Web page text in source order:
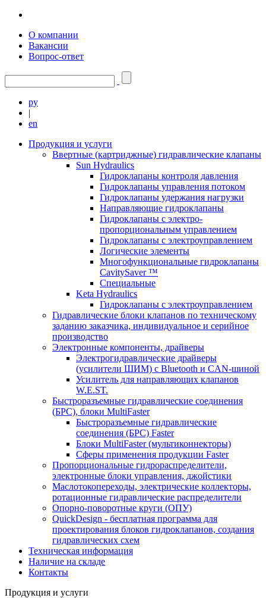
О компании
Вакансии
Вопрос-ответ
ру
|
en
Продукция и услуги
Ввертные (картриджные) гидравлические клапаны
Sun Hydraulics
Гидроклапаны контроля давления
Гидроклапаны управления потоком
Гидроклапаны удержания нагрузки
Направляющие гидроклапаны
Гидроклапаны с электро-
пропорциональным управлением
Гидроклапаны с электроуправлением
Логические элементы
Многофункциональные гидроклапаны
CavitySaver ™
Специальные
Keta Hydraulics
Гидроклапаны с электроуправлением
Гидравлические блоки клапанов по техническому
заданию заказчика, индивидуальное и серийное
производство
Электронные компоненты, драйверы
Электрогидравлические драйверы
(усилители ШИМ) с Bluetooth и CAN-шиной
Усилитель для направляющих клапанов
W.E.ST.
Быстроразъемные гидравлические соединения
(БРС), блоки MultiFaster
Быстроразъемные гидравлические
соединения (БРС) Faster
Блоки MultiFaster (мультиконнекторы)
Сферы применения продукции Faster
Пропорциональные гидрораспределители,
электронные блоки управления, джойстики
Маслотокопереходы, электрические коллекторы,
ротационные гидравлические распределители
Опорно-поворотные круги (ОПУ)
QuickDesign - бесплатная программа для
проектирования блоков гидроклапанов, создания
гидравлических схем
Техническая информация
Наличие на складе
Контакты
Продукция и услуги